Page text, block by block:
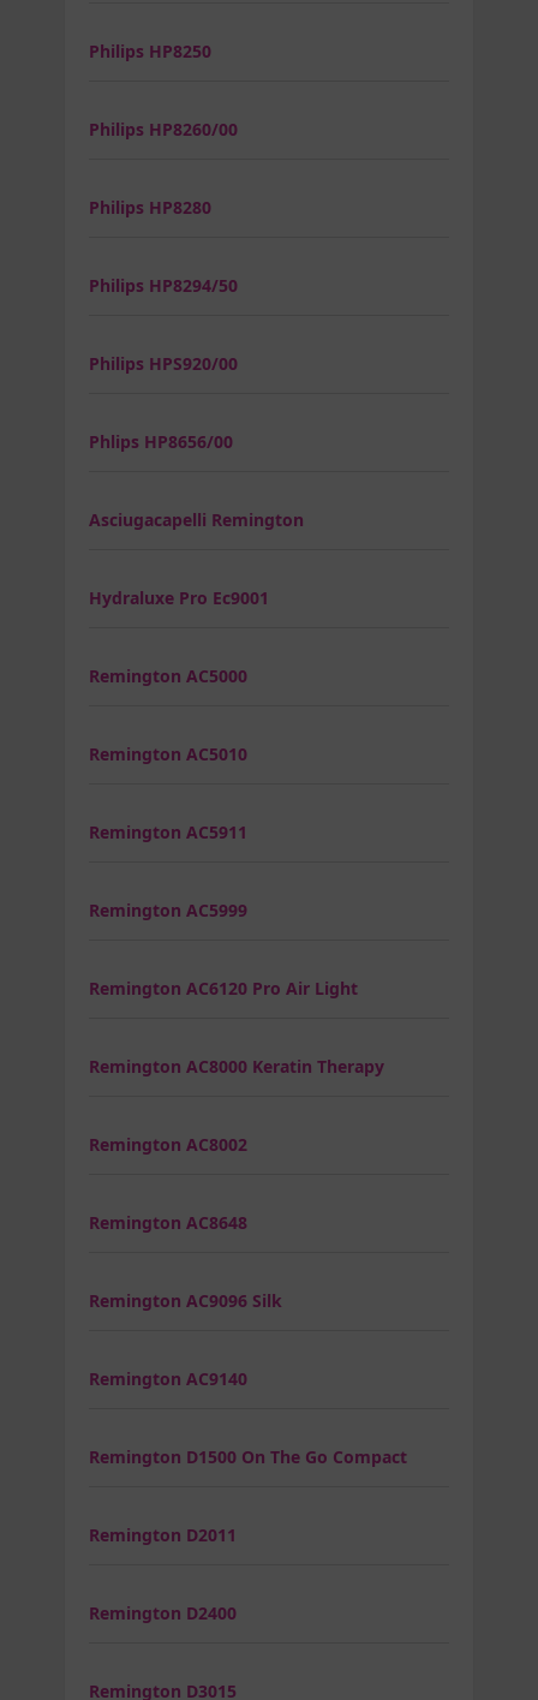
Philips HP8250
Philips HP8260/00
Philips HP8280
Philips HP8294/50
Philips HPS920/00
Phlips HP8656/00
Asciugacapelli Remington
Hydraluxe Pro Ec9001
Remington AC5000
Remington AC5010
Remington AC5911
Remington AC5999
Remington AC6120 Pro Air Light
Remington AC8000 Keratin Therapy
Remington AC8002
Remington AC8648
Remington AC9096 Silk
Remington AC9140
Remington D1500 On The Go Compact
Remington D2011
Remington D2400
Remington D3015